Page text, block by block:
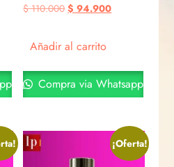
$110.000 $ 94.900
Añadir al carrito
Compra via Whatsapp
¡Oferta!